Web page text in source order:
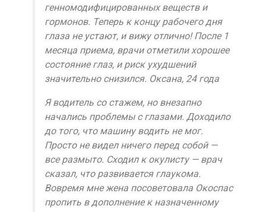
генномодифицированных веществ и
гормонов. Теперь к концу рабочего дня
глаза не устают, и вижу отлично! После 1
месяца приема, врачи отметили хорошее
состояние глаз, и риск ухудшений
значительно снизился. Оксана, 24 года
Я водитель со стажем, но внезапно
начались проблемы с глазами. Доходило
до того, что машину водить не мог.
Просто не видел ничего перед собой —
все размыто. Сходил к окулисту — врач
сказал, что развивается глаукома.
Вовремя мне жена посоветовала Окоспас
пропить в дополнение к назначенному